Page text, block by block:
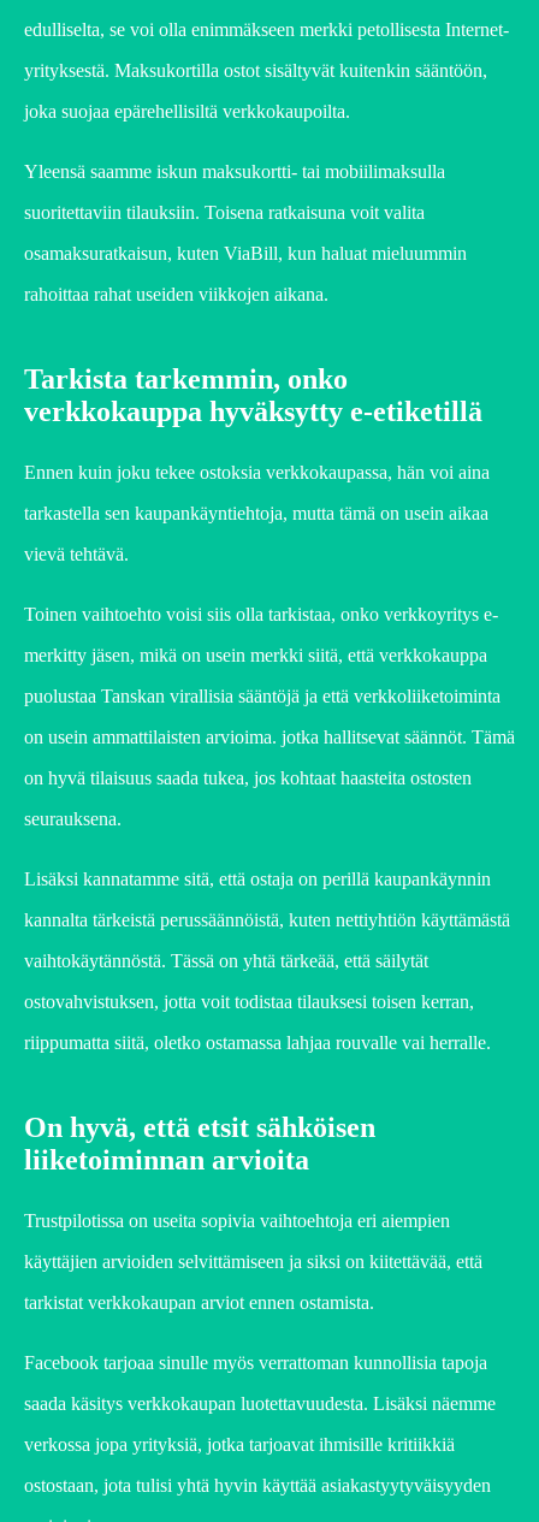
edulliselta, se voi olla enimmäkseen merkki petollisesta Internet-
yrityksestä. Maksukortilla ostot sisältyvät kuitenkin sääntöön,
joka suojaa epärehellisiltä verkkokaupoilta.
Yleensä saamme iskun maksukortti- tai mobiilimaksulla
suoritettaviin tilauksiin. Toisena ratkaisuna voit valita
osamaksuratkaisun, kuten ViaBill, kun haluat mieluummin
rahoittaa rahat useiden viikkojen aikana.
Tarkista tarkemmin, onko
verkkokauppa hyväksytty e-etiketillä
Ennen kuin joku tekee ostoksia verkkokaupassa, hän voi aina
tarkastella sen kaupankäyntiehtoja, mutta tämä on usein aikaa
vievä tehtävä.
Toinen vaihtoehto voisi siis olla tarkistaa, onko verkkoyritys e-
merkitty jäsen, mikä on usein merkki siitä, että verkkokauppa
puolustaa Tanskan virallisia sääntöjä ja että verkkoliiketoiminta
on usein ammattilaisten arvioima. jotka hallitsevat säännöt. Tämä
on hyvä tilaisuus saada tukea, jos kohtaat haasteita ostosten
seurauksena.
Lisäksi kannatamme sitä, että ostaja on perillä kaupankäynnin
kannalta tärkeistä perussäännöistä, kuten nettiyhtiön käyttämästä
vaihtokäytännöstä. Tässä on yhtä tärkeää, että säilytät
ostovahvistuksen, jotta voit todistaa tilauksesi toisen kerran,
riippumatta siitä, oletko ostamassa lahjaa rouvalle vai herralle.
On hyvä, että etsit sähköisen
liiketoiminnan arvioita
Trustpilotissa on useita sopivia vaihtoehtoja eri aiempien
käyttäjien arvioiden selvittämiseen ja siksi on kiitettävää, että
tarkistat verkkokaupan arviot ennen ostamista.
Facebook tarjoaa sinulle myös verrattoman kunnollisia tapoja
saada käsitys verkkokaupan luotettavuudesta. Lisäksi näemme
verkossa jopa yrityksiä, jotka tarjoavat ihmisille kritiikkiä
ostostaan, jota tulisi yhtä hyvin käyttää asiakastyytyväisyyden